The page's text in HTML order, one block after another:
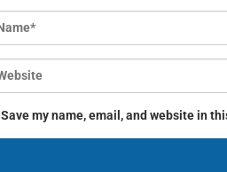
Save my name, email, and website in